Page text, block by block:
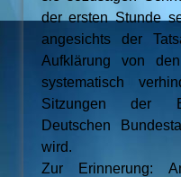
der ersten Stunde
angesichts der
Aufklärung von
systematisch
Sitzungen der
Deutschen
wird.
Zur Erinnerung: